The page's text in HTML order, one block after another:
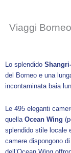
Viaggi
Lo splendido
del Borneo e una
incontaminata baia
Le 495 eleganti
quella Ocean Wing
splendido stile locale
camere dispongono